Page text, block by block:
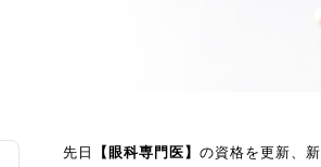
先日 【眼科専門医】 の資格を更新、